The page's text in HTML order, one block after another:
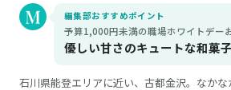
編集部おすすめポイント
予算1,000円未満の職場ホワイトデー
優しい甘さのキュートな和菓子
石川県能登エリアに近い、古都金沢。なか